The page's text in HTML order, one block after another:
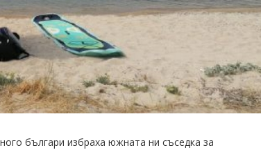
българи избраха южната ни съседка за